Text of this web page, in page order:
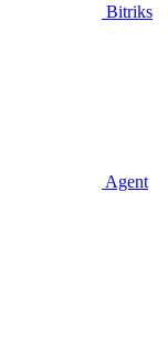
Bitriks
Agent